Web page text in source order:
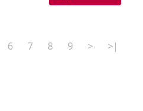
6 7 8 9 > >|